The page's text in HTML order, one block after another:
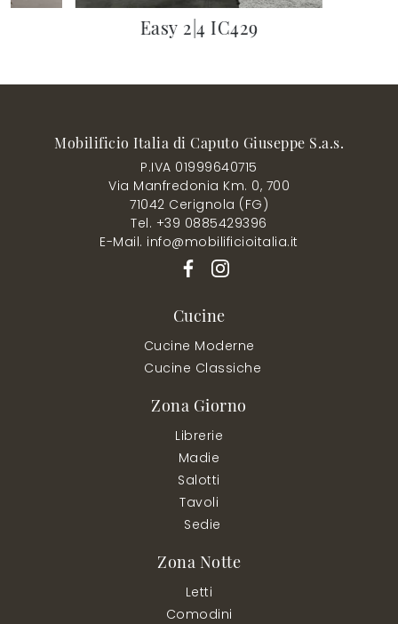
Easy 2|4 IC429
Mobilificio Italia di Caputo Giuseppe S.a.s.
P.IVA 01999640715
Via Manfredonia Km. 0, 700
71042 Cerignola (FG)
Tel. +39 0885429396
E-Mail. info@mobilificioitalia.it
Cucine
Cucine Moderne
Cucine Classiche
Zona Giorno
Librerie
Madie
Salotti
Tavoli
Sedie
Zona Notte
Letti
Comodini